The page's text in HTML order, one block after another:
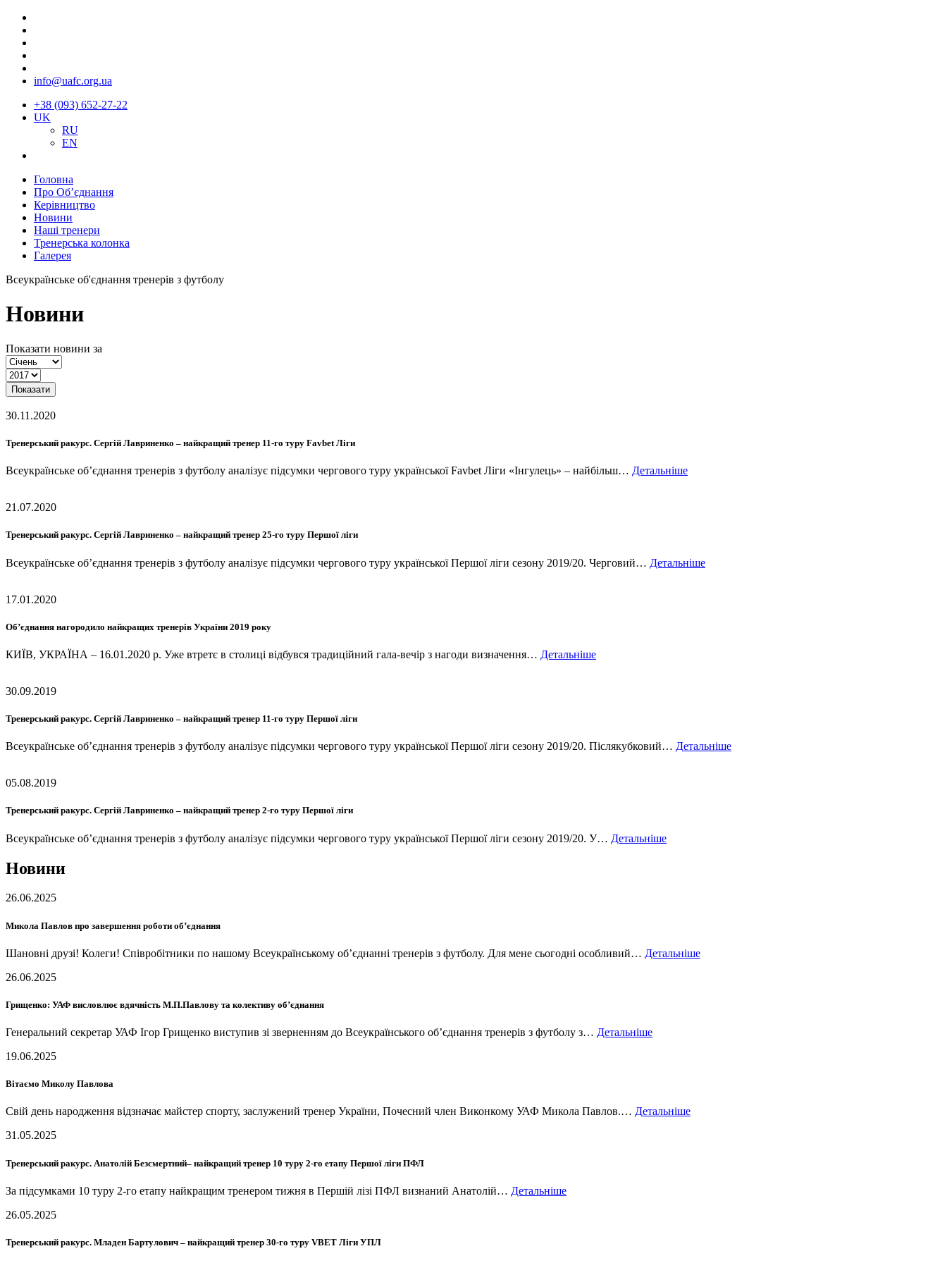
info@uafc.org.ua
+38 (093) 652-27-22
UK
RU
EN
Головна
Про Об’єднання
Керівництво
Новини
Наші тренери
Тренерська колонка
Галерея
Всеукраїнське об'єднання тренерів з футболу
Новини
Показати новини за
Показати
30.11.2020
Тренерський ракурс. Сергій Лавриненко – найкращий тренер 11-го туру Favbet Ліги
Всеукраїнське об’єднання тренерів з футболу аналізує підсумки чергового туру української Favbet Ліги «Інгулець» – найбільш… Детальніше
21.07.2020
Тренерський ракурс. Сергій Лавриненко – найкращий тренер 25-го туру Першої ліги
Всеукраїнське об’єднання тренерів з футболу аналізує підсумки чергового туру української Першої ліги сезону 2019/20. Черговий… Детальніше
17.01.2020
Об’єднання нагородило найкращих тренерів України 2019 року
КИЇВ, УКРАЇНА – 16.01.2020 р. Уже втретє в столиці відбувся традиційний гала-вечір з нагоди визначення… Детальніше
30.09.2019
Тренерський ракурс. Сергій Лавриненко – найкращий тренер 11-го туру Першої ліги
Всеукраїнське об’єднання тренерів з футболу аналізує підсумки чергового туру української Першої ліги сезону 2019/20. Післякубковий… Детальніше
05.08.2019
Тренерський ракурс. Сергій Лавриненко – найкращий тренер 2-го туру Першої ліги
Всеукраїнське об’єднання тренерів з футболу аналізує підсумки чергового туру української Першої ліги сезону 2019/20. У… Детальніше
Новини
26.06.2025
Микола Павлов про завершення роботи об’єднання
Шановні друзі! Колеги! Співробітники по нашому Всеукраїнському об’єднанні тренерів з футболу. Для мене сьогодні особливий… Детальніше
26.06.2025
Грищенко: УАФ висловлює вдячність М.П.Павлову та колективу об’єднання
Генеральний секретар УАФ Ігор Грищенко виступив зі зверненням до Всеукраїнського об’єднання тренерів з футболу з… Детальніше
19.06.2025
Вітаємо Миколу Павлова
Свій день народження відзначає майстер спорту, заслужений тренер України, Почесний член Виконкому УАФ Микола Павлов.… Детальніше
31.05.2025
Тренерський ракурс. Анатолій Безсмертний– найкращий тренер 10 туру 2-го етапу Першої ліги ПФЛ
За підсумками 10 туру 2-го етапу найкращим тренером тижня в Першій лізі ПФЛ визнаний Анатолій… Детальніше
26.05.2025
Тренерський ракурс. Младен Бартулович – найкращий тренер 30-го туру VBET Ліги УПЛ